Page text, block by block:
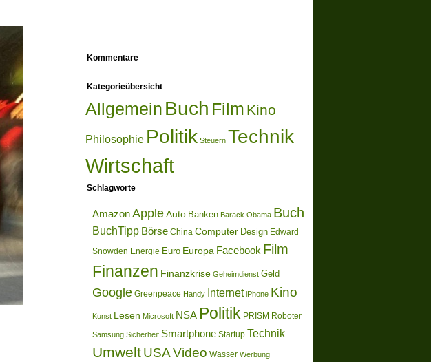
Kommentare
Kategorieübersicht
Allgemein Buch Film Kino
Philosophie Politik Steuern Technik
Wirtschaft
Schlagworte
AmazonApple Auto Banken Barack Obama Buch
BuchTipp Börse China Computer Design Edward
Snowden Energie Euro Europa Facebook Film
Finanzen Finanzkrise Geheimdienst Geld
Google Greenpeace Handy Internet iPhone Kino
Kunst Lesen Microsoft NSA Politik PRISM Roboter
Samsung Sicherheit Smartphone Startup Technik
UmweltUSAVideo Wasser Werbung